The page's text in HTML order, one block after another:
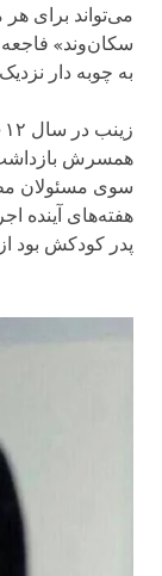
می‌تواند برای
سکان‌وند»
به چوبه دار
همسرش بازداشت
سوی مسئولان
هفته‌های آینده
پدر کودکش بود